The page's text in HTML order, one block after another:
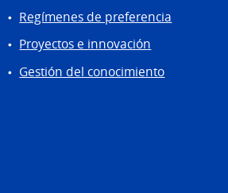
Regímenes de preferencia
Proyectos e innovación
Gestión del conocimiento